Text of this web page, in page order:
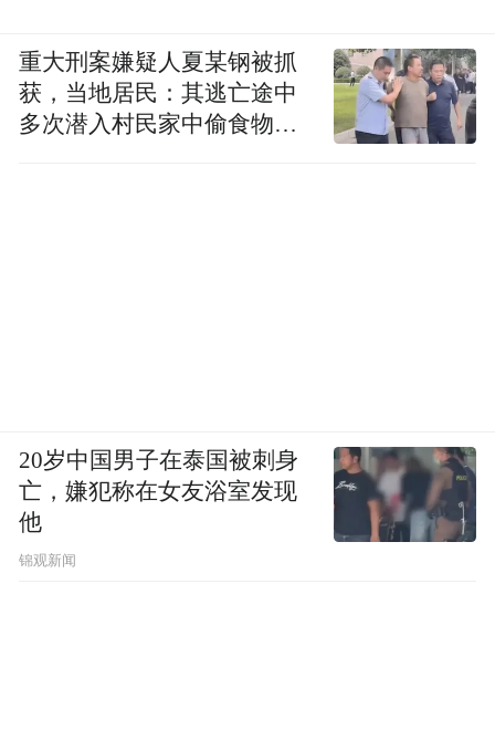
重大刑案嫌疑人夏某钢被抓
获，当地居民：其逃亡途中
多次潜入村民家中偷食物被
20岁中国男子在泰国被刺身
亡，嫌犯称在女友浴室发现
他
锦观新闻